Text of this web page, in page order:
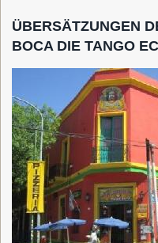
ÜBERSÄTZUNGEN
BOCA DIE TANGO